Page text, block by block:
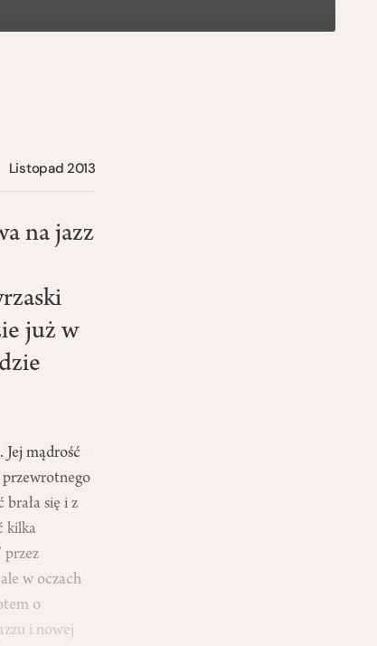
Listopad 2013
na jazz
już w
Jej mądrość
się i z
kilka
przez
w oczach
o
i nowej